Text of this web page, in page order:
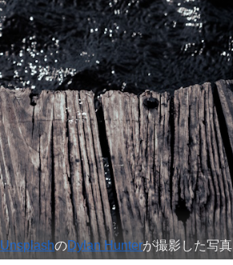
UnsplashのDylan Hunterが撮影した写真